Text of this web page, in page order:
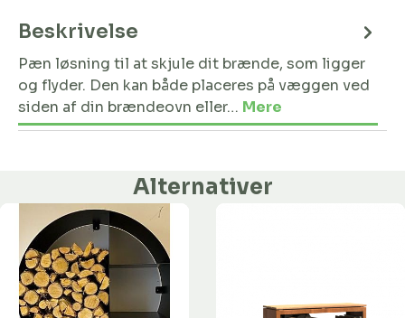
Beskrivelse
Pæn løsning til at skjule dit brænde, som ligger
og flyder. Den kan både placeres på væggen ved
siden af din brændeovn eller… Mere
Alternativer